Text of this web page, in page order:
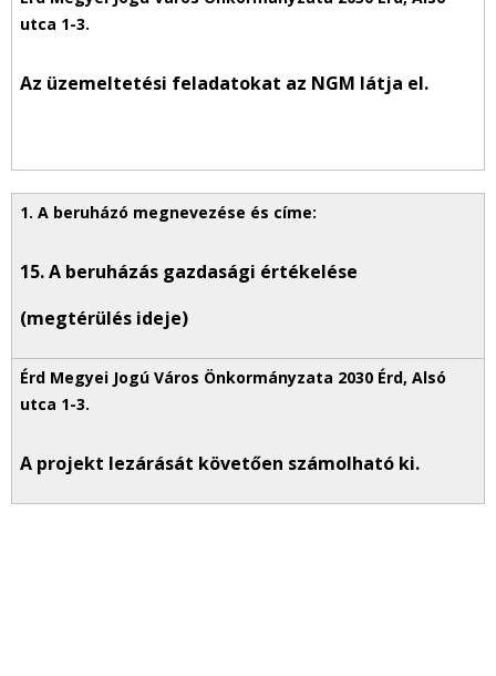
Az üzemeltetési feladatokat az NGM látja el.
15. A beruházás gazdasági értékelése
(megtérülés ideje)
A projekt lezárását követően számolható ki.